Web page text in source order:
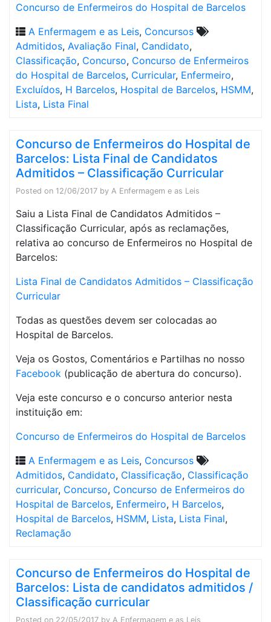
Concurso de Enfermeiros do Hospital de Barcelos
A Enfermagem e as Leis, Concursos
Admitidos, Avaliação Final, Candidato,
Classificação, Concurso, Concurso de Enfermeiros
do Hospital de Barcelos, Curricular, Enfermeiro,
Excluídos, H Barcelos, Hospital de Barcelos, HSMM,
Lista, Lista Final
Concurso de Enfermeiros do Hospital de
Barcelos: Lista Final de Candidatos
Admitidos – Classificação Curricular
Posted on 12/06/2017 by A Enfermagem e as Leis
Saiu a Lista Final de Candidatos Admitidos –
Classificação Curricular, após as reclamações,
relativa ao concurso de Enfermeiros no Hospital de
Barcelos:
Lista Final de Candidatos Admitidos – Classificação
Curricular
Todas as questões devem ser colocadas ao
Hospital de Barcelos.
Veja os Gostos, Comentários e Partilhas no nosso
Facebook (publicação de abertura do concurso).
Veja este concurso e o concurso anterior nesta
instituição em:
Concurso de Enfermeiros do Hospital de Barcelos
A Enfermagem e as Leis, Concursos
Admitidos, Candidato, Classificação, Classificação
curricular, Concurso, Concurso de Enfermeiros do
Hospital de Barcelos, Enfermeiro, H Barcelos,
Hospital de Barcelos, HSMM, Lista, Lista Final,
Reclamação
Concurso de Enfermeiros do Hospital de
Barcelos: Lista de candidatos admitidos /
Classificação curricular
Posted on 22/05/2017 by A Enfermagem e as Leis